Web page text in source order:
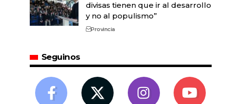
divisas tienen que ir al desarrollo
y no al populismo”
Provincia
Seguinos